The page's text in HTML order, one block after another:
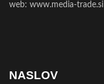
web: www.media-trade.si
NASLOV